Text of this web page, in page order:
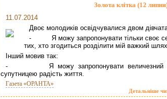
Золота клітка (12
11.07.2014
Двоє молодиків освідчувалися двом
- Я можу запропонувати тільки своє
тих, хто згодиться розділити мій важкий
Інший мовив так:
- Я можу запропонувати величезний
супутницею радість життя.
Газета «ОРАНТА»
Детальніше